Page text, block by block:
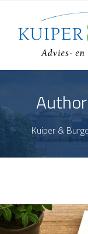
content
Kuiper &